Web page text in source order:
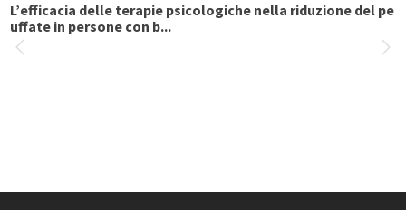
L’efficacia delle terapie psicologiche nella riduzione del
uffate in persone con b...